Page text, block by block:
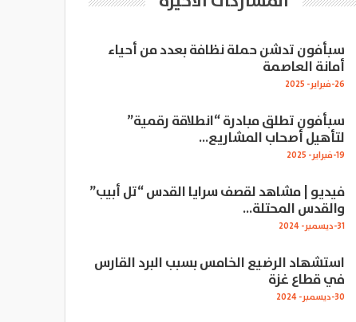
سبأفون تدشن حملة نظافة بعدد من أحياء
أمانة العاصمة
26-فبراير- 2025
سبأفون تطلق مبادرة “انطلاقة رقمية”
لتأهيل أصحاب المشاريع…
19-فبراير- 2025
فيديو | مشاهد لقصف سرايا القدس “تل أبيب”
والقدس المحتلة…
31-ديسمبر- 2024
استشهاد الرضيع الخامس بسبب البرد القارس
في قطاع غزة
30-ديسمبر- 2024